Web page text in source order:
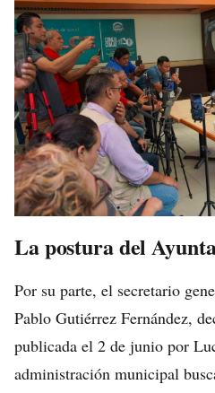
La postura del
Por su parte, el secretario
Pablo Gutiérrez Fernández,
publicada el 2 de junio por
administración municipal